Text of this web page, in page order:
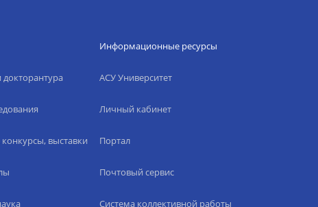
выставки
Информационные ресурсы
АСУ Университет
Личный кабинет
Портал
Почтовый сервис
Система коллективной работы